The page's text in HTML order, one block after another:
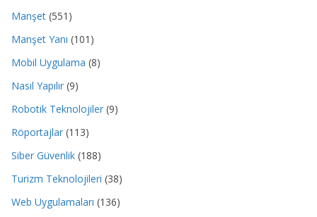
Manşet (551)
Manşet Yanı (101)
Mobil Uygulama (8)
Nasıl Yapılır (9)
Robotik Teknolojiler (9)
Röportajlar (113)
Siber Güvenlik (188)
Turizm Teknolojileri (38)
Web Uygulamaları (136)